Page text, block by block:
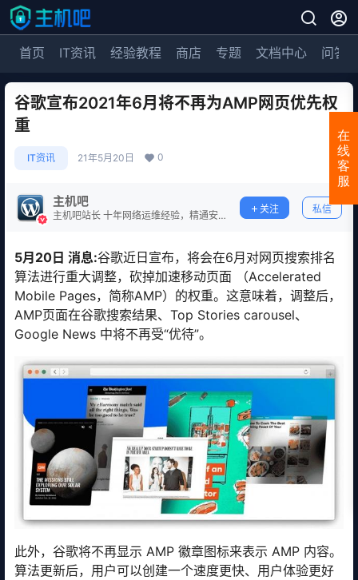
首页 IT资讯 经验教程 商店 专题 文档中心 问答
谷歌宣布2021年6月将不再为AMP网页优先权
重
IT资讯 21年5月20日 0
主机吧
主机吧站长 十年网络运维经验，精通安
关注 私信
5月20日 消息:谷歌近日宣布，将会在6月对网页搜索排名
算法进行重大调整，砍掉加速移动页面 （Accelerated
Mobile Pages，简称AMP）的权重。这意味着，调整后，
AMP页面在谷歌搜索结果、Top Stories carousel、
Google News 中将不再受“优待”。
此外，谷歌将不再显示 AMP 徽章图标来表示 AMP 内容。
算法更新后，用户可以创建一个速度更快、用户体验更好
在
线
客
服